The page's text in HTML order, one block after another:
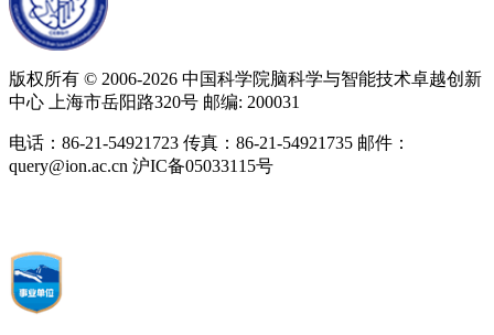
版权所有 © 2006-2026 中国科学院脑科学与智能技术卓越创新
中心 上海市岳阳路320号 邮编: 200031
电话：86-21-54921723 传真：86-21-54921735 邮件：
query@ion.ac.cn 沪IC备05033115号